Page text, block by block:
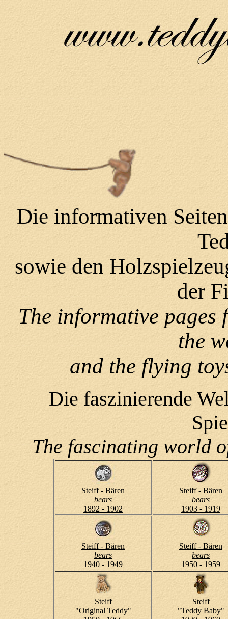
Die informativen
sowie den
der
The informative
the
and the flying
Die faszinierende
The fascinating world
Steiff - Bären
bears
1892 - 1902
Steiff - Bären
bears
1903 - 1919
Steiff - Bären
bears
1940 - 1949
Steiff - Bären
bears
1950 - 1959
Steiff
"Original Teddy"
Steiff
"Teddy Baby"